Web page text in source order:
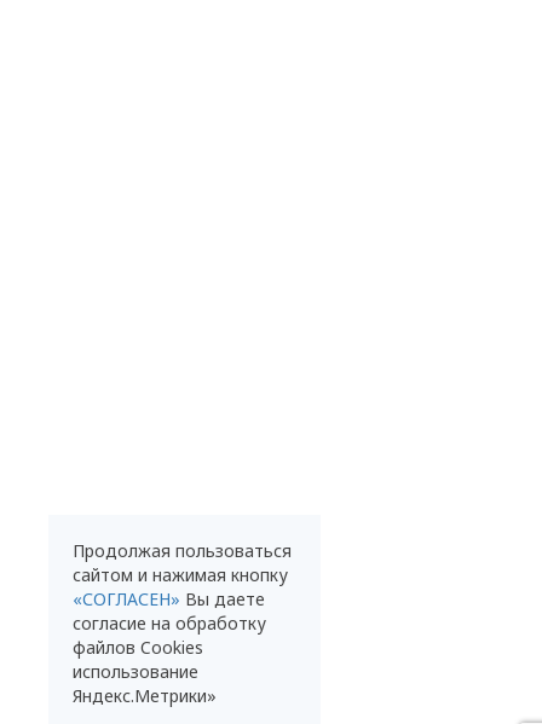
Продолжая пользоваться
сайтом и нажимая кнопку
«СОГЛАСЕН» Вы даете
согласие на обработку
файлов Cookies
использование
Яндекс.Метрики»